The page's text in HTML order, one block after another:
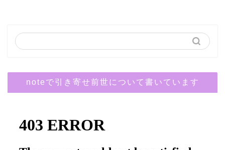
noteで引き寄せ前世について書いています